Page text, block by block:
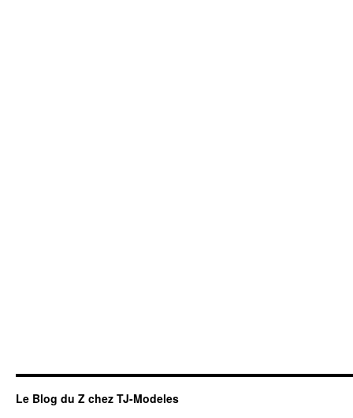
Le Blog du Z chez TJ-Modeles